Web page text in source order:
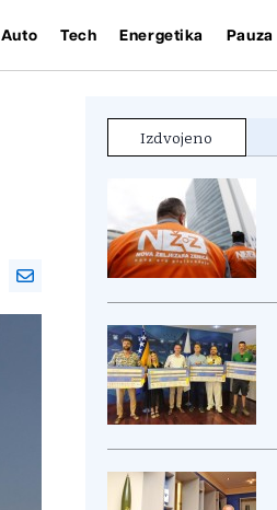
Auto Tech Energetika Pauza
Izdvojeno